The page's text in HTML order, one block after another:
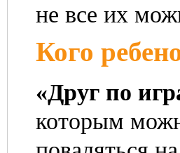
не все их
Кого
«Друг по
которым